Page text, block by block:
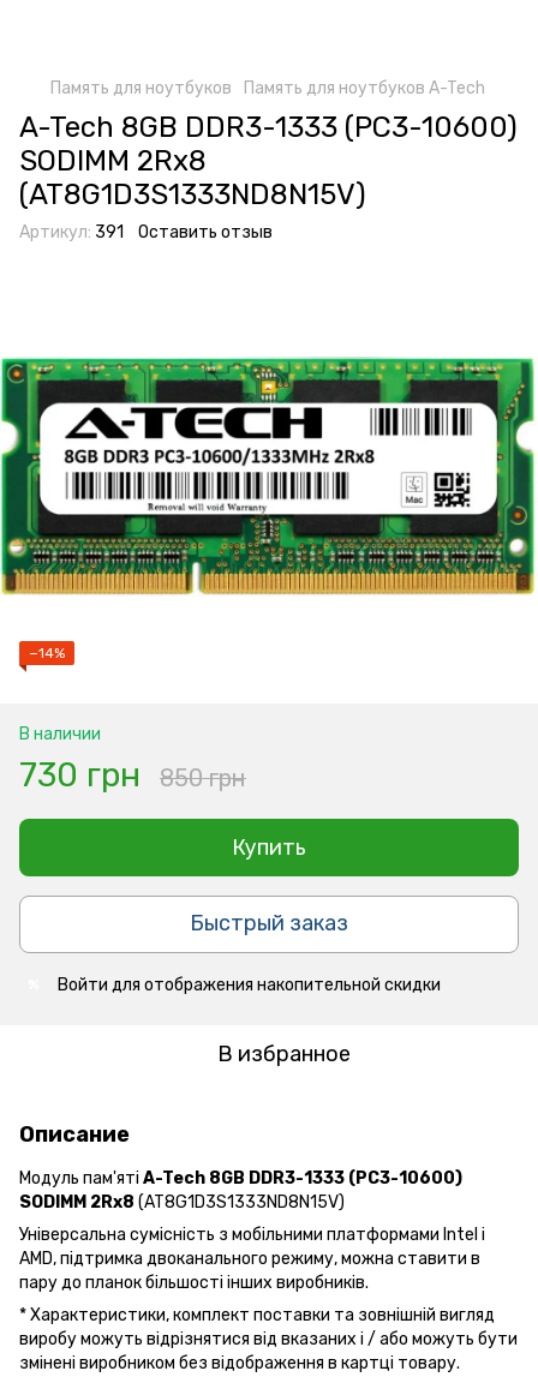
Память для ноутбуков Память для ноутбуков A-Tech
A-Tech 8GB DDR3-1333 (PC3-10600)
SODIMM 2Rх8
(AT8G1D3S1333ND8N15V)
Артикул: 391 Оставить отзыв
−14%
В наличии
730 грн 850 грн
Купить
Быстрый заказ
Войти для отображения накопительной скидки
В избранное
Описание
Модуль пам'яті A-Tech 8GB DDR3-1333 (PC3-10600)
SODIMM 2Rх8 (AT8G1D3S1333ND8N15V)
Універсальна сумісність з мобільними платформами Intel і
AMD, підтримка двоканального режиму, можна ставити в
пару до планок більшості інших виробників.
* Xарактеристики, комплект поставки та зовнішній вигляд
виробу можуть відрізнятися від вказаних і / або можуть бути
змінені виробником без відображення в картці товару.